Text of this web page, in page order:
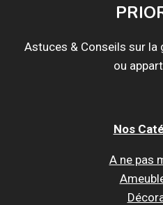
Astuces & Conseils sur
ou
Nos
A ne pas